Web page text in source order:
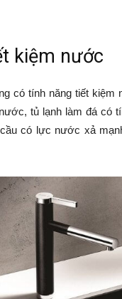
kiệm nước
có tính năng tiết
tủ lạnh làm đá có
có lực nước xả